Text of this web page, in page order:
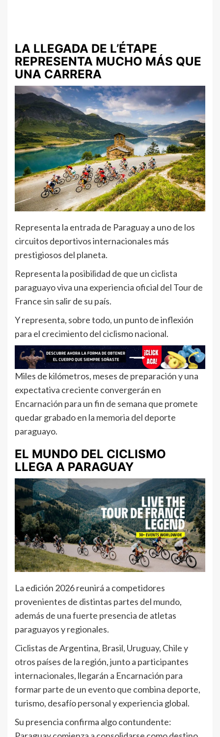
LA LLEGADA DE L’ÉTAPE
REPRESENTA MUCHO MÁS QUE
UNA CARRERA
Representa la entrada de Paraguay a uno de los
circuitos deportivos internacionales más
prestigiosos del planeta.
Representa la posibilidad de que un ciclista
paraguayo viva una experiencia oficial del Tour de
France sin salir de su país.
Y representa, sobre todo, un punto de inflexión
para el crecimiento del ciclismo nacional.
Miles de kilómetros, meses de preparación y una
expectativa creciente convergerán en
Encarnación para un fin de semana que promete
quedar grabado en la memoria del deporte
paraguayo.
EL MUNDO DEL CICLISMO
LLEGA A PARAGUAY
La edición 2026 reunirá a competidores
provenientes de distintas partes del mundo,
además de una fuerte presencia de atletas
paraguayos y regionales.
Ciclistas de Argentina, Brasil, Uruguay, Chile y
otros países de la región, junto a participantes
internacionales, llegarán a Encarnación para
formar parte de un evento que combina deporte,
turismo, desafío personal y experiencia global.
Su presencia confirma algo contundente: